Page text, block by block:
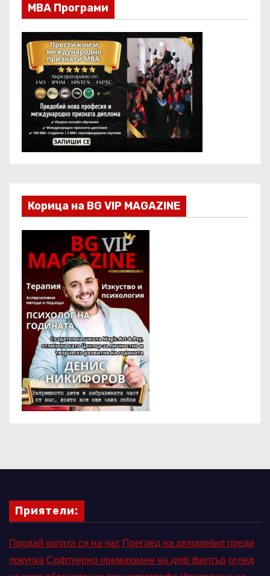
МВА Програми
Корица на BG VIP MAGAZINE
Приятели:
Продай колата си на нас Преглед на автомобил преди
покупкаСофтуерно премахване на дпф филтъроглед